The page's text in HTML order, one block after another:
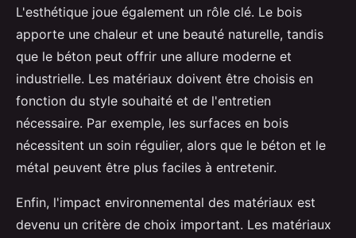
L'esthétique joue également un rôle clé. Le bois
apporte une chaleur et une beauté naturelle, tandis
que le béton peut offrir une allure moderne et
industrielle. Les matériaux doivent être choisis en
fonction du style souhaité et de l'entretien
nécessaire. Par exemple, les surfaces en bois
nécessitent un soin régulier, alors que le béton et le
métal peuvent être plus faciles à entretenir.
Enfin, l'impact environnemental des matériaux est
devenu un critère de choix important. Les matériaux